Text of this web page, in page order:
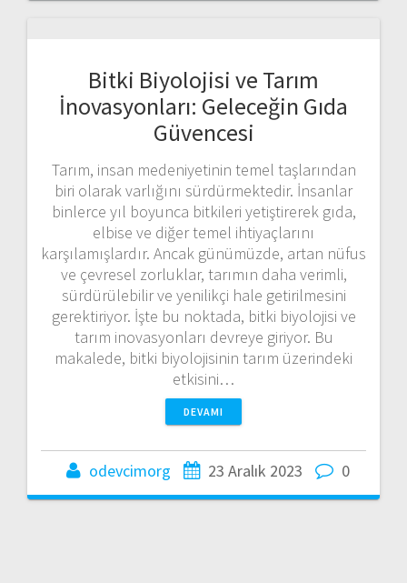
Bitki Biyolojisi ve Tarım
İnovasyonları: Geleceğin Gıda
Güvencesi
Tarım, insan medeniyetinin temel taşlarından
biri olarak varlığını sürdürmektedir. İnsanlar
binlerce yıl boyunca bitkileri yetiştirerek gıda,
elbise ve diğer temel ihtiyaçlarını
karşılamışlardır. Ancak günümüzde, artan nüfus
ve çevresel zorluklar, tarımın daha verimli,
sürdürülebilir ve yenilikçi hale getirilmesini
gerektiriyor. İşte bu noktada, bitki biyolojisi ve
tarım inovasyonları devreye giriyor. Bu
makalede, bitki biyolojisinin tarım üzerindeki
etkisini…
DEVAMI
odevcimorg 23 Aralık 2023 0